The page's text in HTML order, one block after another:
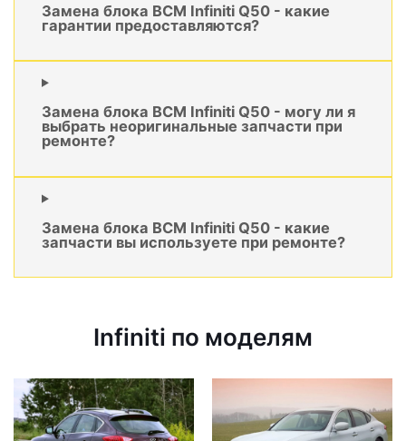
Замена блока BCM Infiniti Q50 - какие
гарантии предоставляются?
Замена блока BCM Infiniti Q50 - могу ли я
выбрать неоригинальные запчасти при
ремонте?
Замена блока BCM Infiniti Q50 - какие
запчасти вы используете при ремонте?
Infiniti по моделям